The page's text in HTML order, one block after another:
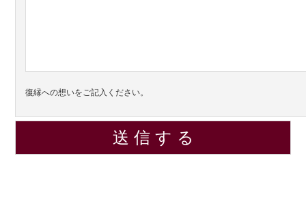
復縁への想いをご記入ください。